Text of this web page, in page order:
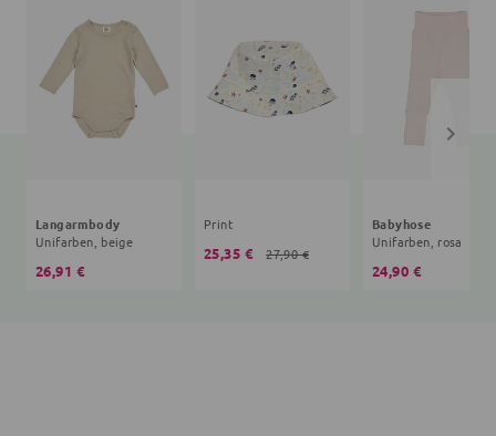
Langarmbody
Unifarben, beige
26,91 €
Print
25,35 € 27,90 €
Babyhose
Unifarben, rosa
24,90 €